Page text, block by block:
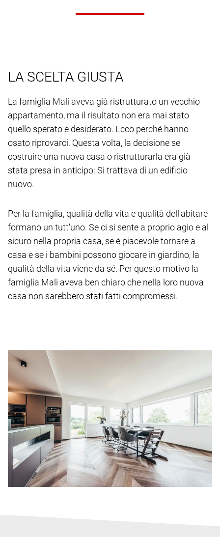
LA SCELTA GIUSTA
La famiglia Mali aveva già ristrutturato un vecchio
appartamento, ma il risultato non era mai stato
quello sperato e desiderato. Ecco perché hanno
osato riprovarci. Questa volta, la decisione se
costruire una nuova casa o ristrutturarla era già
stata presa in anticipo: Si trattava di un edificio
nuovo.
Per la famiglia, qualità della vita e qualità dell'abitare
formano un tutt'uno. Se ci si sente a proprio agio e al
sicuro nella propria casa, se è piacevole tornare a
casa e se i bambini possono giocare in giardino, la
qualità della vita viene da sé. Per questo motivo la
famiglia Mali aveva ben chiaro che nella loro nuova
casa non sarebbero stati fatti compromessi.